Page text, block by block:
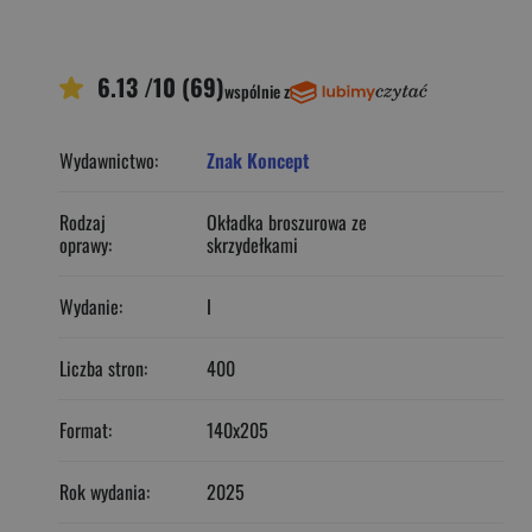
6.13 /10 (69)wspólnie z
Wydawnictwo: Znak Koncept
Rodzaj
oprawy:
Okładka broszurowa ze
skrzydełkami
Wydanie: I
Liczba stron: 400
Format: 140x205
Rok wydania: 2025